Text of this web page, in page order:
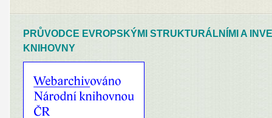
PRŮVODCE EVROPSKÝMI STRUKTURÁLNÍMI A
KNIHOVNY